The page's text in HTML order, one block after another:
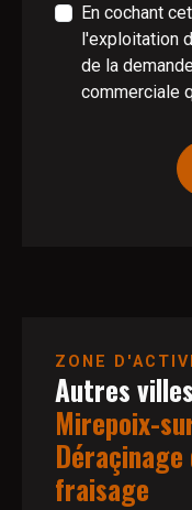
En cochant
l'exploitation
de la
commerciale
ZONE
Autres
Mirepoix-
fraisage